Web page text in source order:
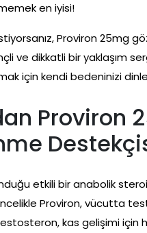
en iyisi!
Proviron 25mg
ve dikkatli bir yaklaşım
için kendi bedeninizi
Proviron
etkili bir anabolik
Proviron, vücutta
kas gelişimi